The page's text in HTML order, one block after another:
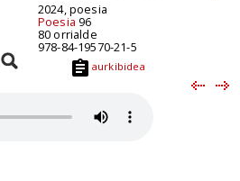
2024, poesia
Poesia 96
80 orrialde
978-84-19570-21-5
aurkibidea